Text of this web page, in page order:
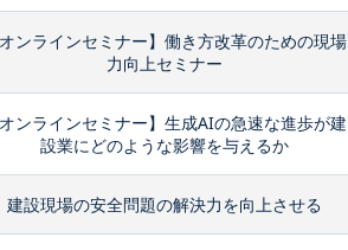
オンラインセミナー】働き方改革のための現場
力向上セミナー
オンラインセミナー】生成AIの急速な進歩が建
設業にどのような影響を与えるか
建設現場の安全問題の解決力を向上させる